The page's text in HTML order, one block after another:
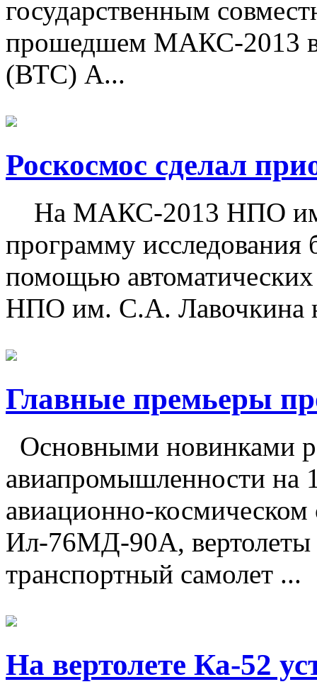
государственным
прошедшем МАКС-2013
(ВТС) А...
Роскосмос сделал
На МАКС-2013 НПО им.
программу
помощью
НПО им. С.А. Лавочкина
Главные премьеры
Основными новинками
авиапромышленности
авиационно-космическом
Ил-76МД-90А,
транспортный самолет ...
На вертолете Ка-52